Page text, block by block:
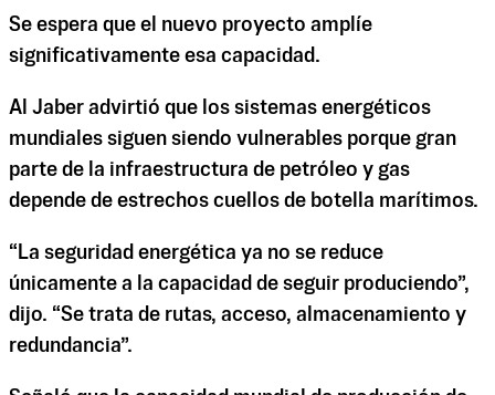
Se espera que el nuevo proyecto amplíe
significativamente esa capacidad.
Al Jaber advirtió que los sistemas energéticos
mundiales siguen siendo vulnerables porque gran
parte de la infraestructura de petróleo y gas
depende de estrechos cuellos de botella marítimos.
“La seguridad energética ya no se reduce
únicamente a la capacidad de seguir produciendo”,
dijo. “Se trata de rutas, acceso, almacenamiento y
redundancia”.